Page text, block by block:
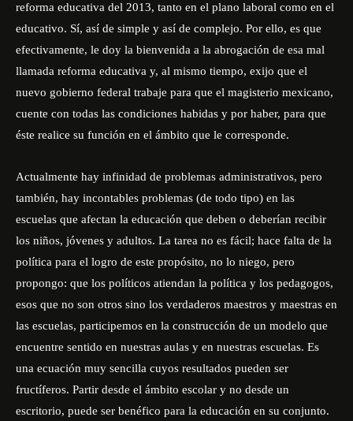
reforma educativa del 2013, tanto en el plano laboral como en el
educativo. Sí, así de simple y así de complejo. Por ello, es que
efectivamente, le doy la bienvenida a la abrogación de esa mal
llamada reforma educativa y, al mismo tiempo, exijo que el
nuevo gobierno federal trabaje para que el magisterio mexicano,
cuente con todas las condiciones habidas y por haber, para que
éste realice su función en el ámbito que le corresponde.
Actualmente hay infinidad de problemas administrativos, pero
también, hay incontables problemas (de todo tipo) en las
escuelas que afectan la educación que deben o deberían recibir
los niños, jóvenes y adultos. La tarea no es fácil; hace falta de la
política para el logro de este propósito, no lo niego, pero
propongo: que los políticos atiendan la política y los pedagogos,
esos que no son otros sino los verdaderos maestros y maestras en
las escuelas, participemos en la construcción de un modelo que
encuentre sentido en nuestras aulas y en nuestras escuelas. Es
una ecuación muy sencilla cuyos resultados pueden ser
fructíferos. Partir desde el ámbito escolar y no desde un
escritorio, puede ser benéfico para la educación en su conjunto.